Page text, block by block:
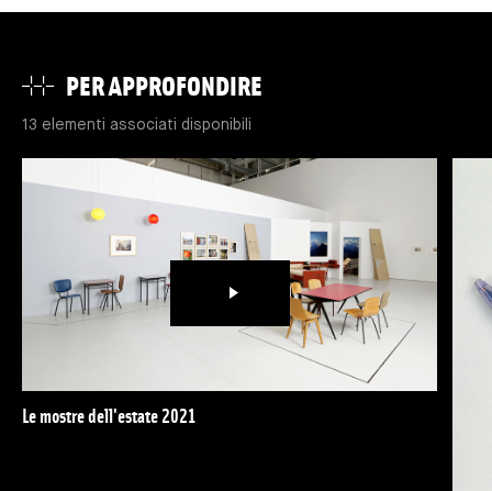
PER APPROFONDIRE
13 elementi associati disponibili
LETTURA
Le mostre dell'estate 2021